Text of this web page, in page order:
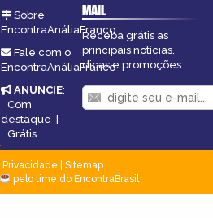
Sobre
EncontraAnáliaFranco
Fale com o
EncontraAnáliaFranco
ANUNCIE:
Com
destaque |
Grátis
MAIL
Receba grátis as
principais notícias,
dicas e promoções
Privacidade
Sitemap
pelo time do EncontraBrasil